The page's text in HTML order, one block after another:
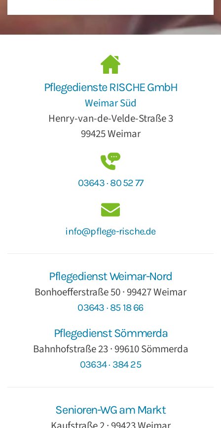
Pflegedienste RISCHE GmbH
Weimar Süd
Henry-van-de-Velde-Straße 3
99425 Weimar
03643 · 80 52 77
info@pflege-rische.de
Pflegedienst Weimar-Nord
Bonhoefferstraße 50 · 99427 Weimar
03643 · 85 18 66
Pflegedienst Sömmerda
Bahnhofstraße 23 · 99610 Sömmerda
03634 · 384 25
Senioren-WG am Markt